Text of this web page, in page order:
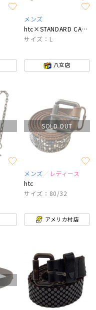
メンズ
htc×STANDARD CALIFORNIA
サイズ：L
八女店
SOLD OUT
メンズ
レディース
htc
サイズ：80/32
アメリカ村店